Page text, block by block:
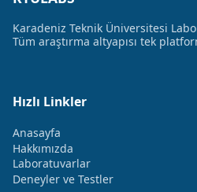
Karadeniz Teknik Üniversitesi
Tüm araştırma altyapısı tek
Hızlı Linkler
Anasayfa
Hakkımızda
Laboratuvarlar
Deneyler ve Testler